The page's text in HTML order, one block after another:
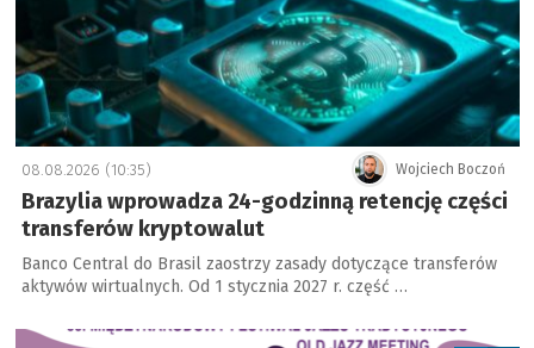
Wojciech Boczoń
08.08.2026 (10:35)
Brazylia wprowadza 24-godzinną retencję części
transferów kryptowalut
Banco Central do Brasil zaostrzy zasady dotyczące transferów
aktywów wirtualnych. Od 1 stycznia 2027 r. część …
a